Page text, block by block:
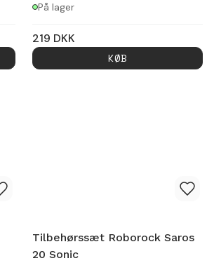
På lager
219 DKK
KØB
Tilbehørssæt Roborock Saros
20 Sonic